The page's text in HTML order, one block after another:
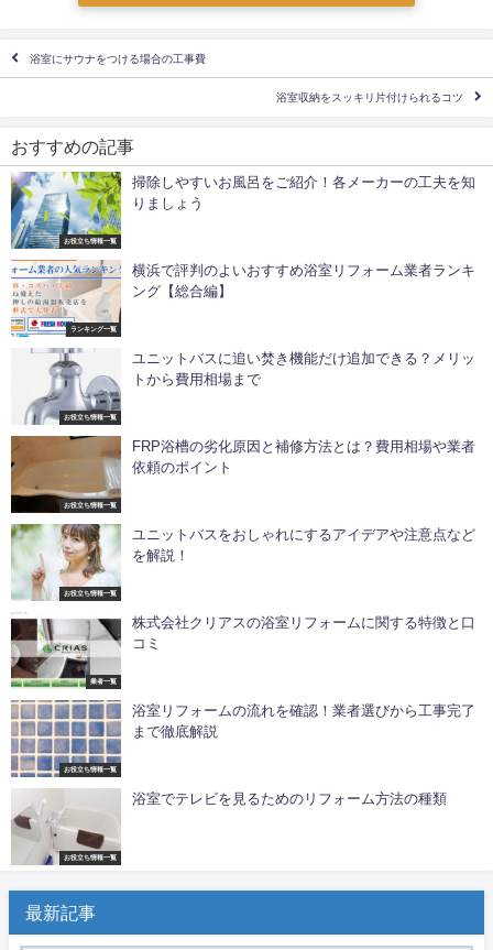
浴室にサウナをつける場合の工事費
浴室収納をスッキリ片付けられるコツ
おすすめの記事
お役立ち情報一覧
掃除しやすいお風呂をご紹介！各メーカーの工夫を知
りましょう
ランキング一覧
横浜で評判のよいおすすめ浴室リフォーム業者ランキ
ング【総合編】
お役立ち情報一覧
ユニットバスに追い焚き機能だけ追加できる？メリッ
トから費用相場まで
お役立ち情報一覧
FRP浴槽の劣化原因と補修方法とは？費用相場や業者
依頼のポイント
お役立ち情報一覧
ユニットバスをおしゃれにするアイデアや注意点など
を解説！
業者一覧
株式会社クリアスの浴室リフォームに関する特徴と口
コミ
お役立ち情報一覧
浴室リフォームの流れを確認！業者選びから工事完了
まで徹底解説
お役立ち情報一覧
浴室でテレビを見るためのリフォーム方法の種類
最新記事